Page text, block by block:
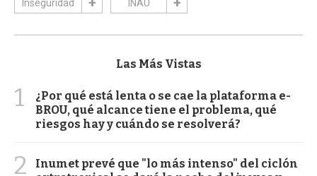
Inseguridad INAU
Las Más Vistas
1
¿Por qué está lenta o se cae la plataforma e-
BROU, qué alcance tiene el problema, qué
riesgos hay y cuándo se resolverá?
2
Inumet prevé que "lo más intenso" del ciclón